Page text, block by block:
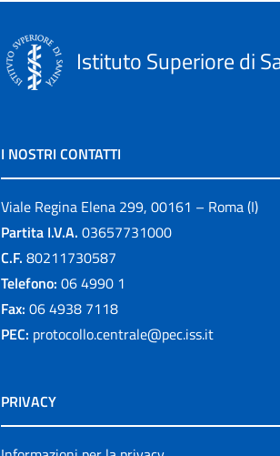
Istituto Superiore di
I NOSTRI CONTATTI
Viale Regina Elena 299, 00161 – Roma (I)
Partita I.V.A. 03657731000
C.F. 80211730587
Telefono: 06 4990 1
Fax: 06 4938 7118
PEC: protocollo.centrale@pec.iss.it
PRIVACY